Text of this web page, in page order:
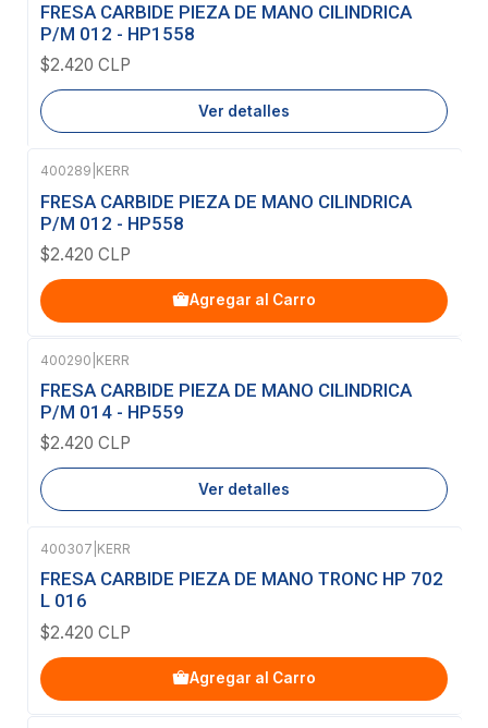
FRESA CARBIDE PIEZA DE MANO CILINDRICA
P/M 012 - HP1558
$2.420 CLP
Ver detalles
400289 KERR
FRESA CARBIDE PIEZA DE MANO CILINDRICA
P/M 012 - HP558
$2.420 CLP
Agregar al Carro
Agotado
400290 KERR
FRESA CARBIDE PIEZA DE MANO CILINDRICA
P/M 014 - HP559
$2.420 CLP
Ver detalles
400307 KERR
FRESA CARBIDE PIEZA DE MANO TRONC HP 702
L 016
$2.420 CLP
Agregar al Carro